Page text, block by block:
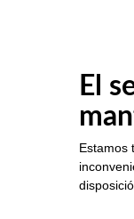
El
Estamos